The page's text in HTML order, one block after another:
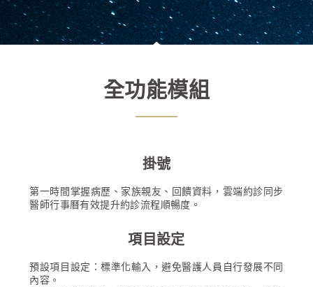
全功能模組
掛號
第一時間掌握病歷、家族親友、回饋資料，雲端約診同步
醫師行事曆有效提升約診流程順暢度。
項目設定
預設項目設定：標準化輸入，避免醫護人員自行發展不同
內容。